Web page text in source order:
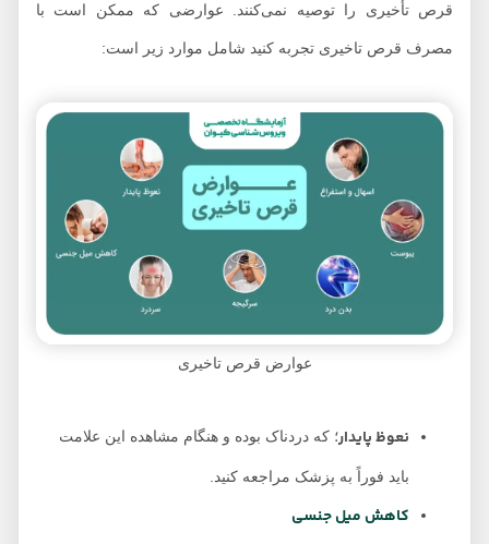
قرص تأخیری را توصیه نمی‌کنند. عوارضی که ممکن است با
مصرف قرص تاخیری تجربه کنید شامل موارد زیر است:
عوارض قرص تاخیری
نعوظ پایدار ؛ که دردناک بوده و هنگام مشاهده این علامت
باید فوراً به پزشک مراجعه کنید.
کاهش میل جنسی